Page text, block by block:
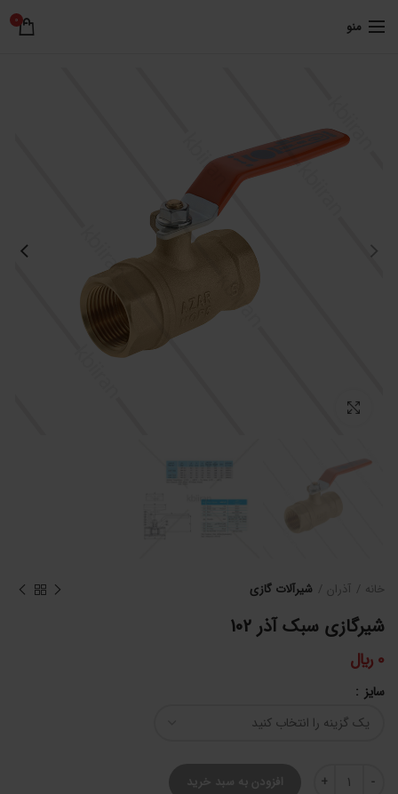
منو 0
خانه آذران شیرآلات گازی
شیرگازی سبک آذر 102
0 ﷼
سایز
شیرگازی سبک آذر 102 عدد افزودن به سبد خرید